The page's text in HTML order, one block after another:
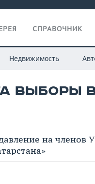
СПРАВОЧНИК
Недвижимость
ВЫБОРЫ В
на членов